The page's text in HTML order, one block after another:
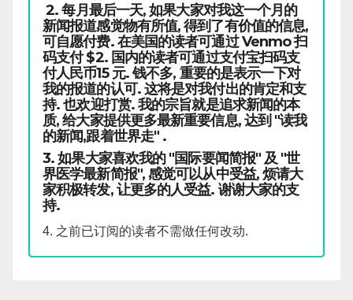
2. 每月最后一天, 如果大家对我这一个月的
新闻报道感觉物有所值, 得到了有价值的信息,
可自愿付费. 在美国的读者可通过 Venmo 扫
码支付 $2. 国内的读者可通过支付宝扫码支
付人民币15 元. 钱不多, 重要的是表示一下对
我的报道的认可. 这将是对我付出的肯定和支
持. 也欢迎打赏. 我的宗旨就是追求新闻的本
质, 给大家提供更多最新重要信息, 达到 "读我
的新闻,跟着世界走" .
3. 如果大家喜欢我的 "国际要闻简报" 及 "世
界医学最新简报", 感觉可以从中受益, 烦请大
家积极转发, 让更多的人受益. 谢谢大家的支
持.
4. 之前已订阅的读者不需做任何改动.